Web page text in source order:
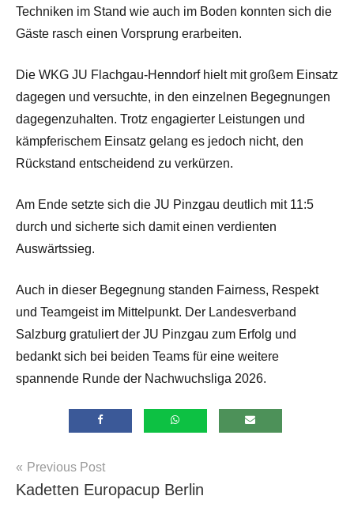
Techniken im Stand wie auch im Boden konnten sich die
Gäste rasch einen Vorsprung erarbeiten.
Die WKG JU Flachgau-Henndorf hielt mit großem Einsatz
dagegen und versuchte, in den einzelnen Begegnungen
dagegenzuhalten. Trotz engagierter Leistungen und
kämpferischem Einsatz gelang es jedoch nicht, den
Rückstand entscheidend zu verkürzen.
Am Ende setzte sich die JU Pinzgau deutlich mit 11:5
durch und sicherte sich damit einen verdienten
Auswärtssieg.
Auch in dieser Begegnung standen Fairness, Respekt
und Teamgeist im Mittelpunkt. Der Landesverband
Salzburg gratuliert der JU Pinzgau zum Erfolg und
bedankt sich bei beiden Teams für eine weitere
spannende Runde der Nachwuchsliga 2026.
Allgemein
Beitragsnavigation
Previous Post
Kadetten Europacup Berlin